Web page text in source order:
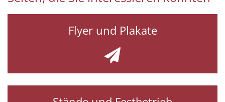
Flyer und Plakate